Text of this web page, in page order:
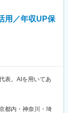
用／年収UP保
表。AIを用いてあ
都内・神奈川・埼